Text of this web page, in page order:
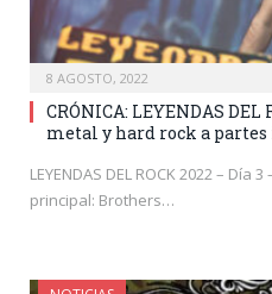
8 AGOSTO, 2022
CRÓNICA: LEYENDAS DEL
metal y hard rock a partes
LEYENDAS DEL ROCK 2022 –
principal: Brothers…